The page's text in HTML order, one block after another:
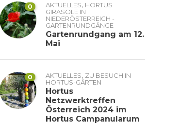
0 AKTUELLES, HORTUS
GIRASOLE IN
NIEDERÖSTERREICH -
GARTENRUNDGÄNGE
Gartenrundgang am 12.
Mai
0 AKTUELLES, ZU BESUCH IN
HORTUS-GÄRTEN
Hortus
Netzwerktreffen
Österreich 2024 im
Hortus Campanularum